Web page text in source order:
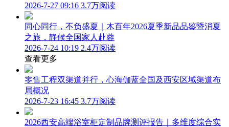
2026-7-27 09:16 3.7万阅读
同心同行，不负盛夏｜木百年2026夏季新品品鉴暨消夏
之旅，静候全国家人赴蓉
2026-7-24 10:19 2.4万阅读
查看更多
零售工程双渠道并行，心海伽蓝全国及西安区域渠道布
局概况
2026-7-23 16:45 3.7万阅读
2026西安高端浴室柜定制品牌测评报告｜多维度综合实